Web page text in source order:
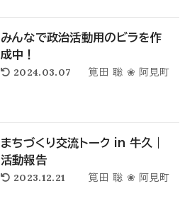
みんなで政治活動用のビラを作
成中！
2024.03.07 筧田 聡 ❀ 阿見町
まちづくり交流トーク in 牛久｜
活動報告
2023.12.21 筧田 聡 ❀ 阿見町